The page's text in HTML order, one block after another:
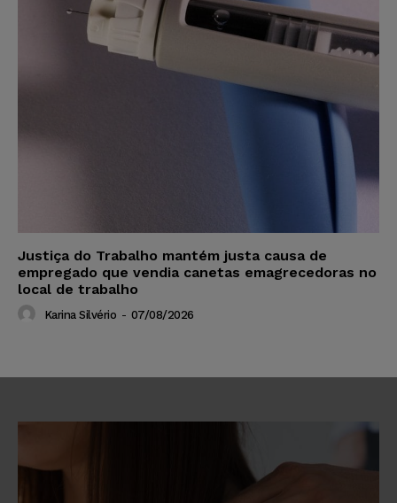
Justiça do Trabalho mantém justa causa de
empregado que vendia canetas emagrecedoras no
local de trabalho
Karina Silvério - 07/08/2026